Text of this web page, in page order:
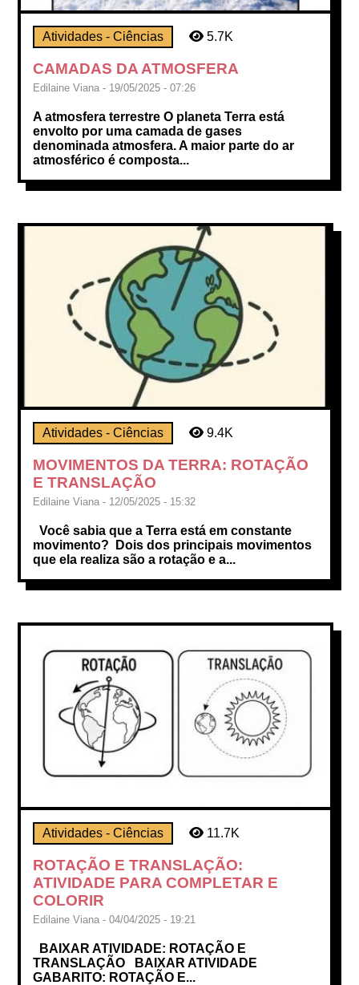
Atividades - Ciências 5.7K
CAMADAS DA ATMOSFERA
Edilaine Viana - 19/05/2025 - 07:26
A atmosfera terrestre O planeta Terra está
envolto por uma camada de gases
denominada atmosfera. A maior parte do ar
atmosférico é composta...
Atividades - Ciências 9.4K
MOVIMENTOS DA TERRA: ROTAÇÃO
E TRANSLAÇÃO
Edilaine Viana - 12/05/2025 - 15:32
Você sabia que a Terra está em constante
movimento? Dois dos principais movimentos
que ela realiza são a rotação e a...
Atividades - Ciências 11.7K
ROTAÇÃO E TRANSLAÇÃO:
ATIVIDADE PARA COMPLETAR E
COLORIR
Edilaine Viana - 04/04/2025 - 19:21
BAIXAR ATIVIDADE: ROTAÇÃO E
TRANSLAÇÃO BAIXAR ATIVIDADE
GABARITO: ROTAÇÃO E...